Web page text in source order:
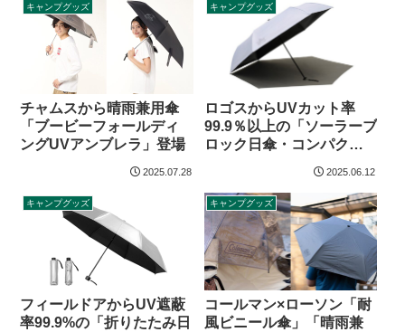
キャンプグッズ
チャムスから晴雨兼用傘
「ブービーフォールディ
ングUVアンブレラ」登場
2025.07.28
キャンプグッズ
ロゴスからUVカット率
99.9％以上の「ソーラーブ
ロック日傘・コンパクト
2025.06.12
キャンプグッズ
フィールドアからUV遮蔽
率99.9%の「折りたたみ日
キャンプグッズ
コールマン×ローソン「耐
風ビニール傘」「晴雨兼